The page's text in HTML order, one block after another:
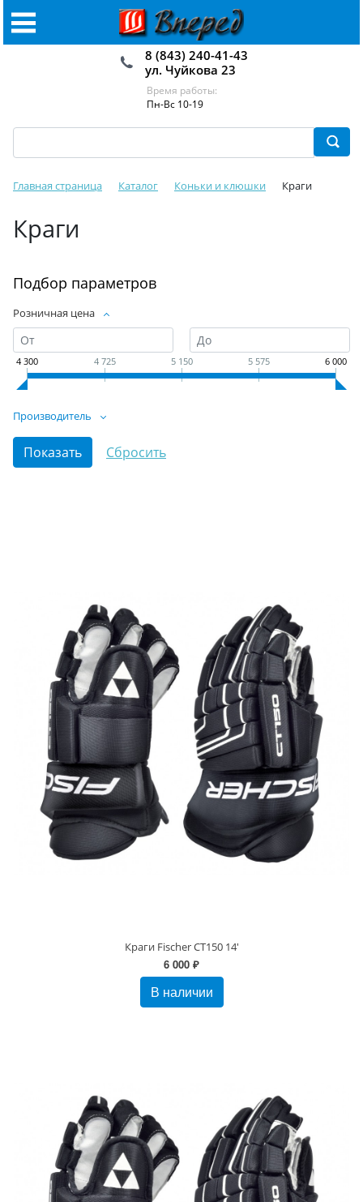
8 (843) 240-41-43
ул. Чуйкова 23
Время работы:
Пн-Вс 10-19
Главная страница Каталог Коньки и клюшки Краги
Краги
Подбор параметров
Розничная цена
4 300 4 725 5 150 5 575 6 000
Производитель
Краги Fischer CT150 14'
6 000 ₽
В наличии